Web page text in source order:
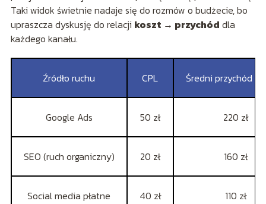
Taki widok świetnie nadaje się do rozmów o budżecie, bo
upraszcza dyskusję do relacji koszt → przychód dla
każdego kanału.
Źródło ruchu CPL Średni przychód z
Google Ads 50 zł 220 zł
SEO (ruch organiczny) 20 zł 160 zł
Social media płatne 40 zł 110 zł